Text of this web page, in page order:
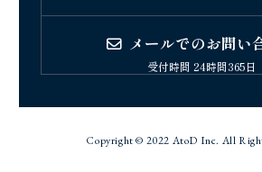
メールでのお問い
受付時間 24時間365日
Copyright © 2022 AtoD Inc. All